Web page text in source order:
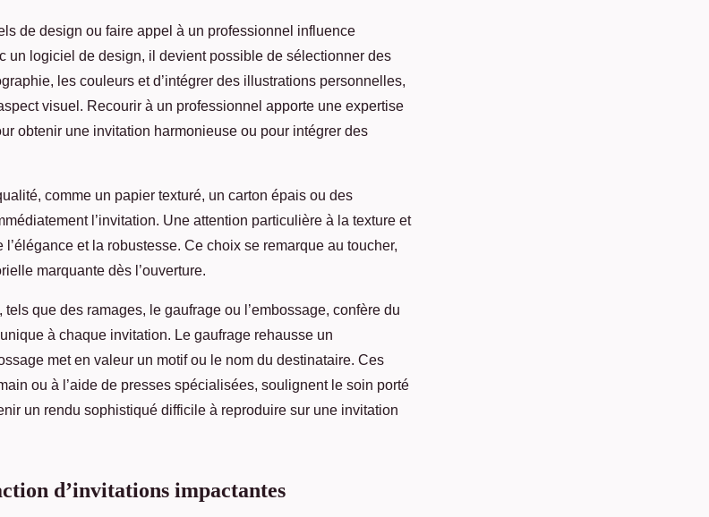
de design ou faire appel à un professionnel influence
un logiciel de design, il devient possible de sélectionner des
les couleurs et d’intégrer des illustrations personnelles,
visuel. Recourir à un professionnel apporte une expertise
obtenir une invitation harmonieuse ou pour intégrer des
comme un papier texturé, un carton épais ou des
l’invitation. Une attention particulière à la texture et
l’élégance et la robustesse. Ce choix se remarque au toucher,
marquante dès l’ouverture.
tels que des ramages, le gaufrage ou l’embossage, confère du
à chaque invitation. Le gaufrage rehausse un
met en valeur un motif ou le nom du destinataire. Ces
ou à l’aide de presses spécialisées, soulignent le soin porté
un rendu sophistiqué difficile à reproduire sur une invitation
d’invitations impactantes